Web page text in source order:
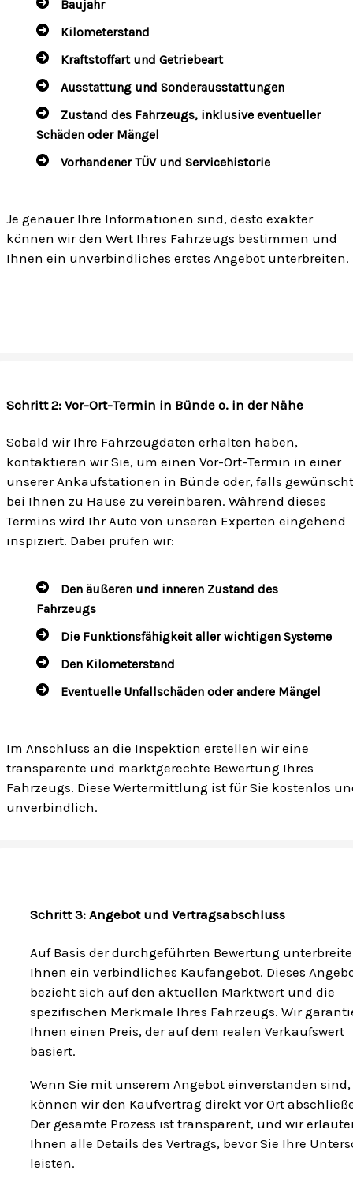
Baujahr
Kilometerstand
Kraftstoffart und Getriebeart
Ausstattung und Sonderausstattungen
Zustand des Fahrzeugs, inklusive eventueller
Schäden oder Mängel
Vorhandener TÜV und Servicehistorie
Je genauer Ihre Informationen sind, desto exakter
können wir den Wert Ihres Fahrzeugs bestimmen und
Ihnen ein unverbindliches erstes Angebot unterbreiten.
Schritt 2: Vor-Ort-Termin in Bünde o. in der Nähe
Sobald wir Ihre Fahrzeugdaten erhalten haben,
kontaktieren wir Sie, um einen Vor-Ort-Termin in einer
unserer Ankaufstationen in Bünde oder, falls
bei Ihnen zu Hause zu vereinbaren. Während dieses
Termins wird Ihr Auto von unseren Experten eingehend
inspiziert. Dabei prüfen wir:
Den äußeren und inneren Zustand des
Fahrzeugs
Die Funktionsfähigkeit aller wichtigen Systeme
Den Kilometerstand
Eventuelle Unfallschäden oder andere Mängel
Im Anschluss an die Inspektion erstellen wir eine
transparente und marktgerechte Bewertung Ihres
Fahrzeugs. Diese Wertermittlung ist für Sie kostenlos
unverbindlich.
Schritt 3: Angebot und Vertragsabschluss
Auf Basis der durchgeführten Bewertung
Ihnen ein verbindliches Kaufangebot. Dieses
bezieht sich auf den aktuellen Marktwert und die
spezifischen Merkmale Ihres Fahrzeugs. Wir
Ihnen einen Preis, der auf dem realen Verkaufswert
basiert.
Wenn Sie mit unserem Angebot einverstanden sind,
können wir den Kaufvertrag direkt vor Ort
Der gesamte Prozess ist transparent, und wir
Ihnen alle Details des Vertrags, bevor Sie Ihre
leisten.